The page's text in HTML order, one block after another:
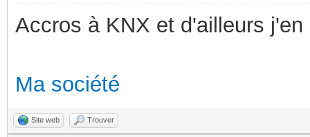
Accros à KNX et d'ailleurs
Ma société
Site web Trouver